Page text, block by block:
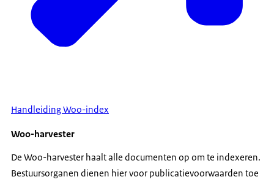
Handleiding Woo-index
Woo-harvester
De Woo-harvester haalt alle documenten op om te indexeren.
Bestuursorganen dienen hier voor publicatievoorwaarden toe